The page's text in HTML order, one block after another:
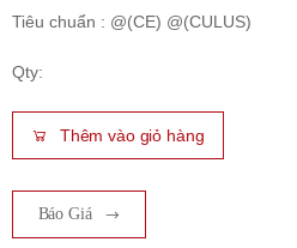
Tiêu chuẩn : @(CE) @(CULUS)
Qty:
Thêm vào giỏ hàng
Báo Giá